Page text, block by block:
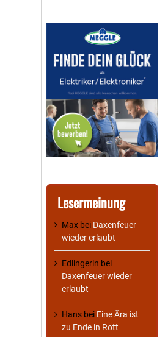
Lesermeinung
Max bei Daxenfeuer
wieder erlaubt
Edlingerin bei
Daxenfeuer wieder
erlaubt
Hans bei Eine Ära ist
zu Ende in Rott